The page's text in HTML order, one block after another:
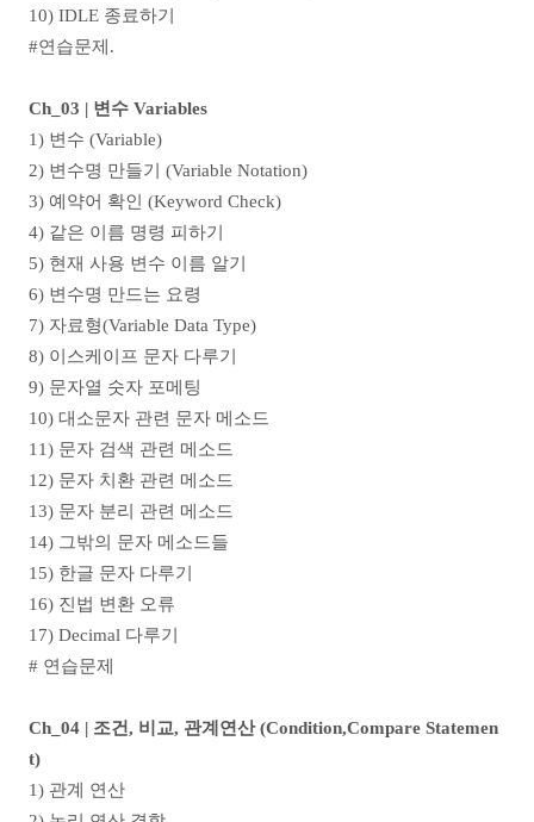
10) IDLE 종료하기
#연습문제.
Ch_03 | 변수 Variables
1) 변수 (Variable)
2) 변수명 만들기 (Variable Notation)
3) 예약어 확인 (Keyword Check)
4) 같은 이름 명령 피하기
5) 현재 사용 변수 이름 알기
6) 변수명 만드는 요령
7) 자료형(Variable Data Type)
8) 이스케이프 문자 다루기
9) 문자열 숫자 포메팅
10) 대소문자 관련 문자 메소드
11) 문자 검색 관련 메소드
12) 문자 치환 관련 메소드
13) 문자 분리 관련 메소드
14) 그밖의 문자 메소드들
15) 한글 문자 다루기
16) 진법 변환 오류
17) Decimal 다루기
# 연습문제
Ch_04 | 조건, 비교, 관계연산 (Condition,Compare Statemen
t)
1) 관계 연산